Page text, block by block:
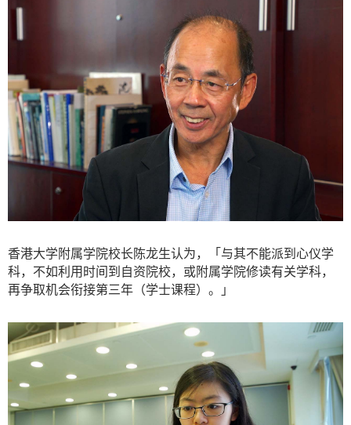
香港大学附属学院校长陈龙生认为，「与其不能派到心仪学
科，不如利用时间到自资院校，或附属学院修读有关学科，
再争取机会衔接第三年（学士课程）。」